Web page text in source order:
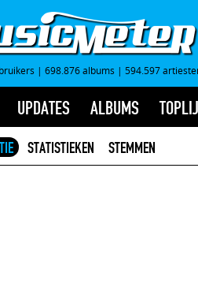
| 698.876 albums | 594.597
UPDATES ALBUMS
STATISTIEKEN STEMMEN